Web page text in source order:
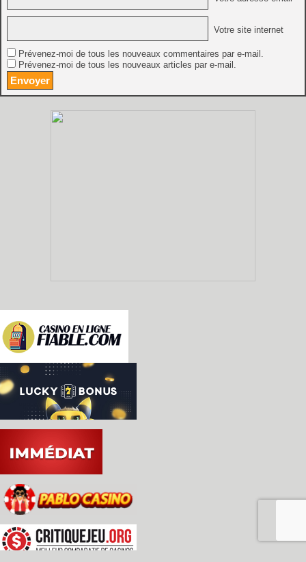
Votre site internet
Prévenez-moi de tous les nouveaux commentaires par e-mail.
Prévenez-moi de tous les nouveaux articles par e-mail.